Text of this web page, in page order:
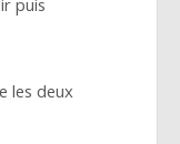
les deux